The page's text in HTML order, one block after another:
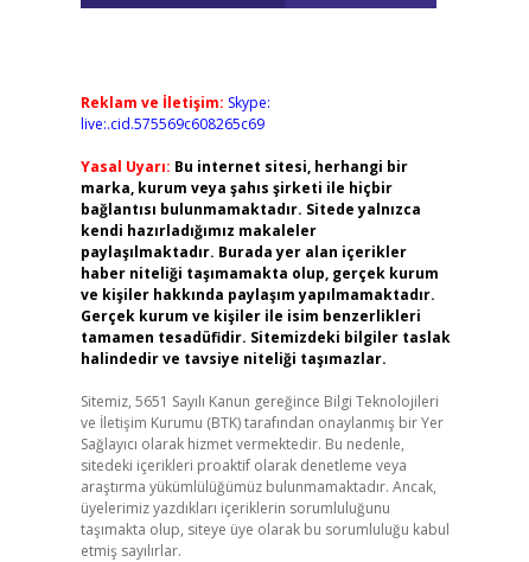
Reklam ve İletişim: Skype:
live:.cid.575569c608265c69
Yasal Uyarı: Bu internet sitesi, herhangi bir
marka, kurum veya şahıs şirketi ile hiçbir
bağlantısı bulunmamaktadır. Sitede yalnızca
kendi hazırladığımız makaleler
paylaşılmaktadır. Burada yer alan içerikler
haber niteliği taşımamakta olup, gerçek kurum
ve kişiler hakkında paylaşım yapılmamaktadır.
Gerçek kurum ve kişiler ile isim benzerlikleri
tamamen tesadüfidir. Sitemizdeki bilgiler taslak
halindedir ve tavsiye niteliği taşımazlar.
Sitemiz, 5651 Sayılı Kanun gereğince Bilgi Teknolojileri
ve İletişim Kurumu (BTK) tarafından onaylanmış bir Yer
Sağlayıcı olarak hizmet vermektedir. Bu nedenle,
sitedeki içerikleri proaktif olarak denetleme veya
araştırma yükümlülüğümüz bulunmamaktadır. Ancak,
üyelerimiz yazdıkları içeriklerin sorumluluğunu
taşımakta olup, siteye üye olarak bu sorumluluğu kabul
etmiş sayılırlar.